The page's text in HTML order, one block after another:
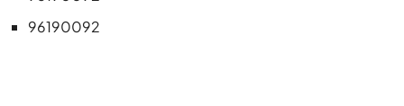
96190092